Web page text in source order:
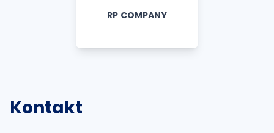
RP COMPANY
Kontakt